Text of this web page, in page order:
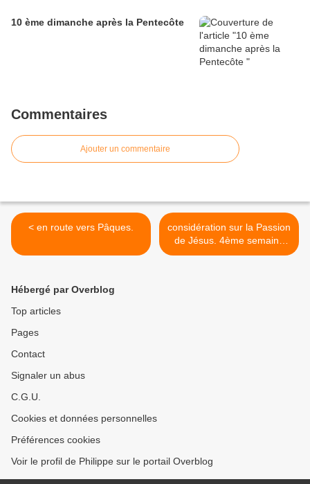
10 ème dimanche après la Pentecôte
Commentaires
Ajouter un commentaire
< en route vers Pâques.
considération sur la Passion
de Jésus. 4ème semaine
de carême. >
Hébergé par Overblog
Top articles
Pages
Contact
Signaler un abus
C.G.U.
Cookies et données personnelles
Préférences cookies
Voir le profil de Philippe sur le portail Overblog